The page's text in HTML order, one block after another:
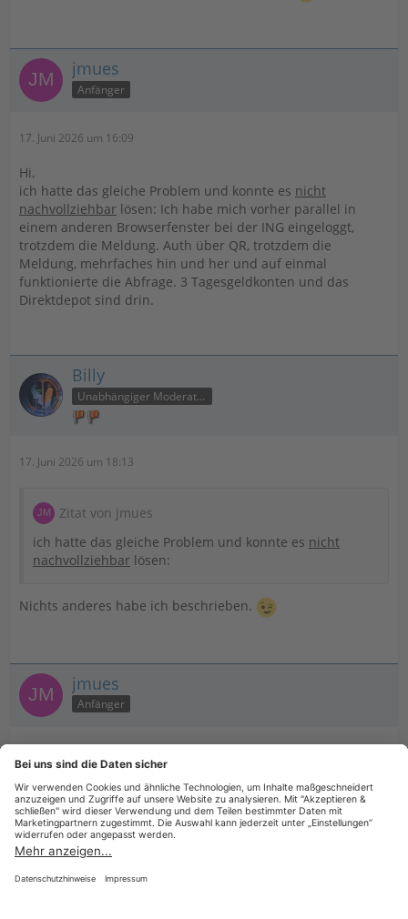
jmues
Anfänger
17. Juni 2026 um 16:09
Hi,
ich hatte das gleiche Problem und konnte es nicht
nachvollziehbar lösen: Ich habe mich vorher parallel in
einem anderen Browserfenster bei der ING eingeloggt,
trotzdem die Meldung. Auth über QR, trotzdem die
Meldung, mehrfaches hin und her und auf einmal
funktionierte die Abfrage. 3 Tagesgeldkonten und das
Direktdepot sind drin.
Billy
Unabhängiger Moderator
17. Juni 2026 um 18:13
Zitat von jmues
ich hatte das gleiche Problem und konnte es nicht
nachvollziehbar lösen:
Nichts anderes habe ich beschrieben.
jmues
Anfänger
... mir war noch mal wichtig, zumindest mein "Geklicke" zu
dokumentieren, damit andere es vielleicht auch "zufällig"
hinbekommen. 😂